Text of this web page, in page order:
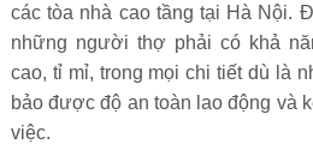
các tòa nhà cao tầng tại Hà Nội.
những người thợ phải có khả
cao, tỉ mỉ, trong mọi chi tiết dù là
bảo được độ an toàn lao động và
việc.